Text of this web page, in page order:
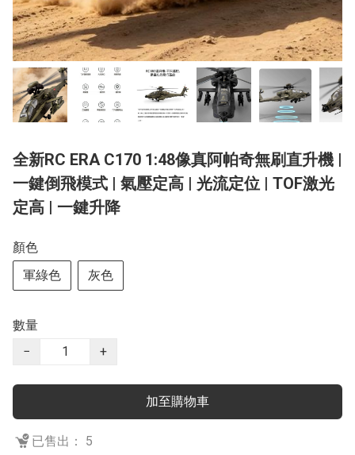
全新RC ERA C170 1:48像真阿帕奇無刷直升機 |
一鍵倒飛模式 | 氣壓定高 | 光流定位 | TOF激光
定高 | 一鍵升降
顏色
軍綠色
灰色
數量
−
+
加至購物車
已售出： 5